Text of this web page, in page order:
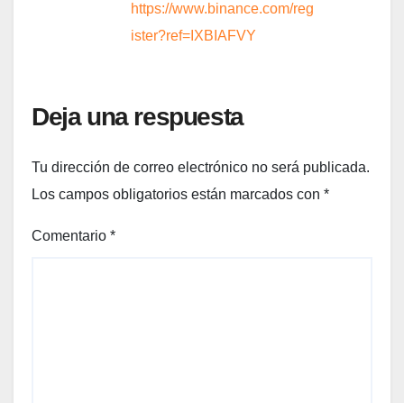
https://www.binance.com/reg
ister?ref=IXBIAFVY
Deja una respuesta
Tu dirección de correo electrónico no será publicada.
Los campos obligatorios están marcados con *
Comentario *